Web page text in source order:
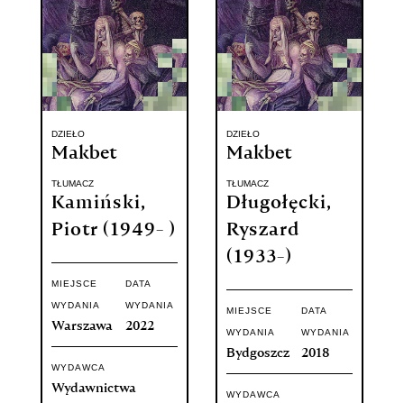
DZIEŁO
Makbet
TŁUMACZ
Kamiński,
Piotr (1949- )
MIEJSCE
WYDANIA
Warszawa
DATA
WYDANIA
2022
WYDAWCA
Wydawnictwa
DZIEŁO
Makbet
TŁUMACZ
Długołęcki,
Ryszard
(1933-)
MIEJSCE
WYDANIA
Bydgoszcz
DATA
WYDANIA
2018
WYDAWCA